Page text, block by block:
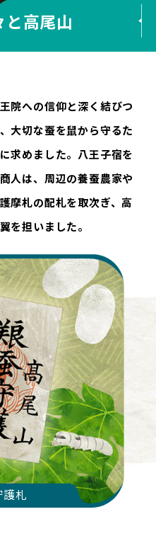
高尾山
院への信仰と深く結びつ
大切な蚕を鼠から守るた
求めました。八王子宿を
人は、周辺の養蚕農家や
摩札の配札を取次ぎ、高
を担いました。
札